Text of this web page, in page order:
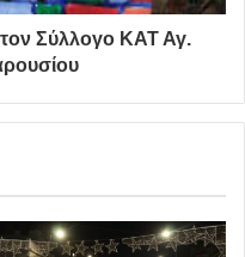
Σύλλογο ΚΑΤ Αγ.